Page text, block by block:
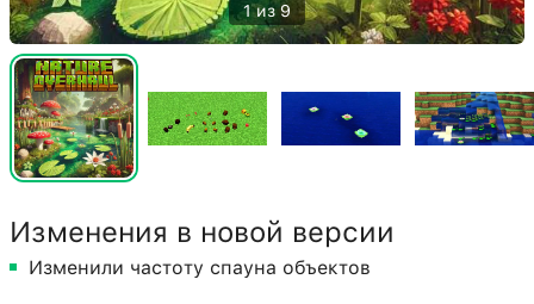
1 из 9
Изменения в новой версии
Изменили частоту спауна объектов